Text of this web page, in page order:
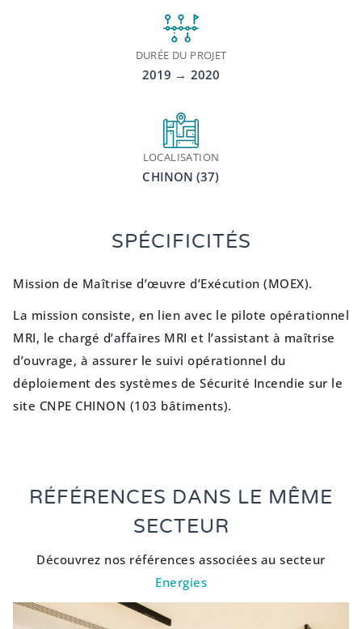
DURÉE DU PROJET
2019 → 2020
LOCALISATION
CHINON (37)
SPÉCIFICITÉS
Mission de Maîtrise d’œuvre d’Exécution (MOEX).
La mission consiste, en lien avec le pilote opérationnel
MRI, le chargé d’affaires MRI et l’assistant à maîtrise
d’ouvrage, à assurer le suivi opérationnel du
déploiement des systèmes de Sécurité Incendie sur le
site CNPE CHINON (103 bâtiments).
RÉFÉRENCES DANS LE MÊME
SECTEUR
Découvrez nos références associées au secteur
Energies